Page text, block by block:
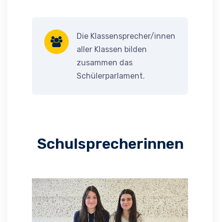
Die Klassensprecher/innen
aller Klassen bilden
zusammen das
Schülerparlament.
Schulsprecherinnen